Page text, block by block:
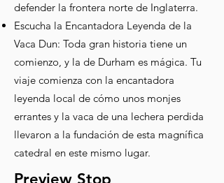
defender la frontera norte de Inglaterra.
Escucha la Encantadora Leyenda de la
Vaca Dun: Toda gran historia tiene un
comienzo, y la de Durham es mágica. Tu
viaje comienza con la encantadora
leyenda local de cómo unos monjes
errantes y la vaca de una lechera perdida
llevaron a la fundación de esta magnífica
catedral en este mismo lugar.
Preview Stop